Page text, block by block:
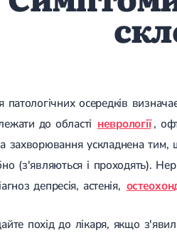
патологічних осередків
до області неврології ,
захворювання ускладнена
(з'являються і проходять).
депресія, астенія,
похід до лікаря, якщо